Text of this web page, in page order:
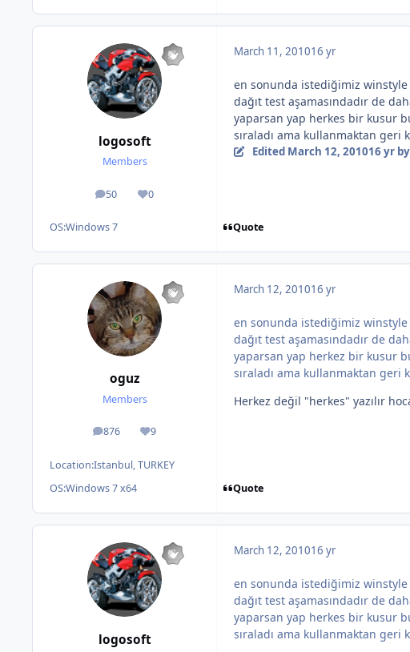
logosoft
Members
50
posts 0
Reputation
OS:Windows 7
March 11, 201016 yr
en sonunda istediğimiz winstyle
dağıt test aşamasındadır de
yaparsan yap herkes bir kusur
sıraladı ama kullanmaktan geri
Edited March 12, 201016 yr
Quote
oguz
Members
876
posts 9
Reputation
Location:Istanbul, TURKEY
OS:Windows 7 x64
March 12, 201016 yr
en sonunda istediğimiz winstyle
dağıt test aşamasındadır de
yaparsan yap herkez bir kusur
sıraladı ama kullanmaktan geri
Herkez değil "herkes" yazılır
Quote
logosoft
March 12, 201016 yr
en sonunda istediğimiz winstyle
dağıt test aşamasındadır de
yaparsan yap herkes bir kusur
sıraladı ama kullanmaktan geri